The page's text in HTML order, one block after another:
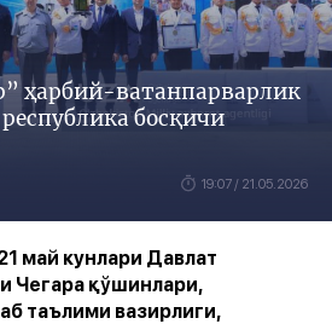
ҳарбий-ватанпарварлик
босқичи
19:07 / 21.05.2026
май кунлари Давлат
Чегара қўшинлари,
таълими вазирлиги,